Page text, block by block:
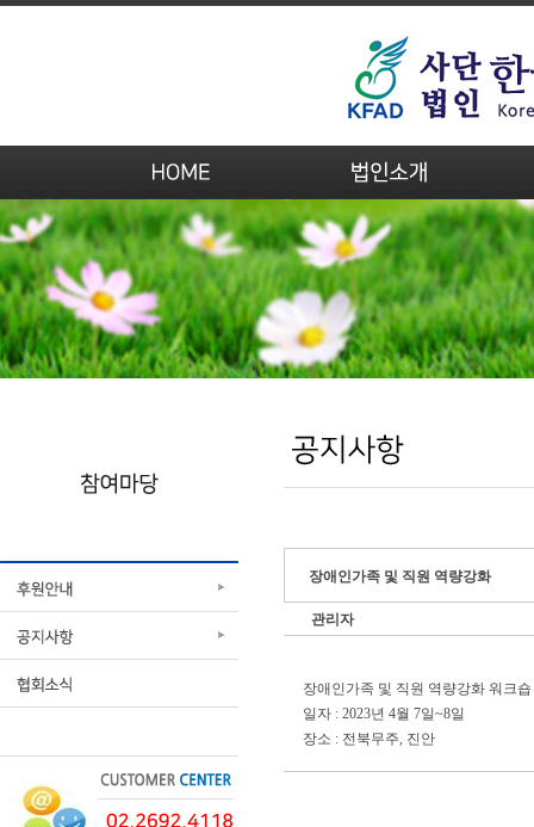
장애인가족 및 직원 역량강화
관리자
장애인가족 및 직원 역량강화 워크숍
일자 : 2023년 4월 7일~8일
장소 : 전북무주, 진안